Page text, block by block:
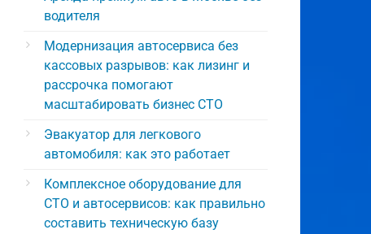
водителя
Модернизация автосервиса без
кассовых разрывов: как лизинг и
рассрочка помогают
масштабировать бизнес СТО
Эвакуатор для легкового
автомобиля: как это работает
Комплексное оборудование для
СТО и автосервисов: как правильно
составить техническую базу